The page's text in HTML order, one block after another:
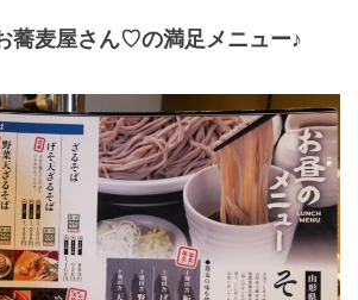
蕎麦屋さん♡の満足メニュー♪